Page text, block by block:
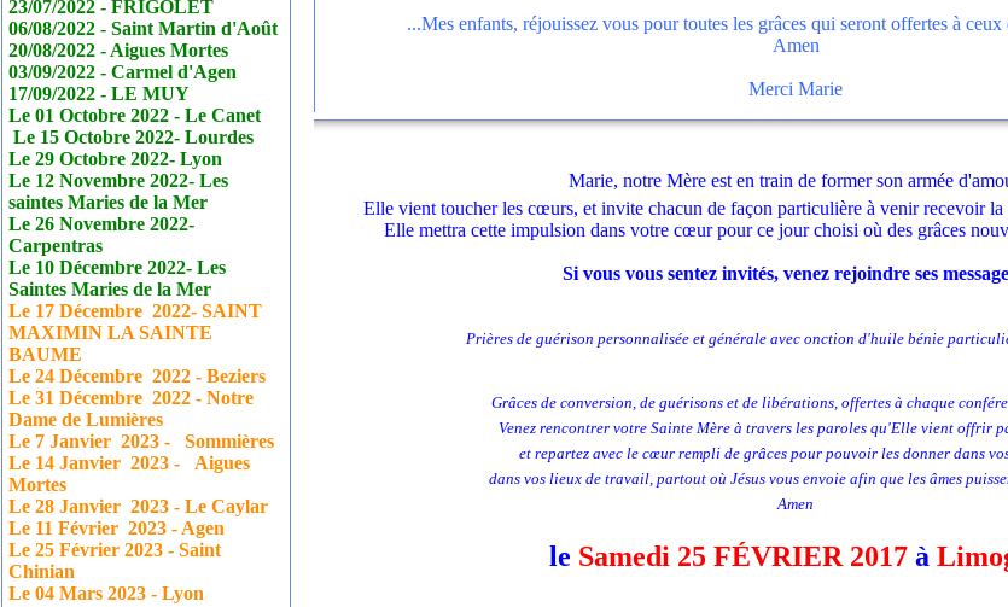
23/07/2022 - FRIGOLET
06/08/2022 - Saint Martin d'Août
20/08/2022 - Aigues Mortes
03/09/2022 - Carmel d'Agen
17/09/2022 - LE MUY
Le 01 Octobre 2022 - LeCanet
Le 15 Octobre 2022- Lourdes
Le 29 Octobre 2022- Lyon
Le 12 Novembre 2022- Les
saintes Maries de la Mer
Le 26 Novembre 2022-
Carpentras
Le 10 Décembre 2022- Les
Saintes Maries de la Mer
Le 17Décembre 2022- SAINT
MAXIMIN LA SAINTE
BAUME
Le 24Décembre 2022 - Beziers
Le 31Décembre 2022 - Notre
Dame de Lumières
Le 7 Janvier 2023 - Sommières
Le 14 Janvier 2023 - Aigues
Mortes
Le 28 Janvier 2023 - Le Caylar
Le 11 Février 2023 - Agen
Le 25 Février 2023 - Saint
Chinian
Le 04 Mars 2023 - Lyon
...Mes enfants, réjouissez vous pour toutes les grâces qui seront offertes à ceux
Amen
Merci Marie
Marie, notre Mère est en train de former son armée
Elle vient toucher les cœurs, et invite chacun de façon particulière à venir recevoir
Elle mettra cette impulsion dans votre cœur pour ce jour choisi où des grâces
Si vous vous sentez invités, venez rejoindre ses
Prières de guérison personnalisée et générale avec onction d'huile bénie
Grâces de conversion, de guérisons et de libérations, offertes à chaque
Venez rencontrer votre Sainte Mère à travers les paroles qu'Elle vient offrir
et repartez avec le cœur rempli de grâces pour pouvoir les donner dans
dans vos lieux de travail, partout où Jésus vous envoie afin que les âmes
Amen
le Samedi 25 FÉVRIER 2017à